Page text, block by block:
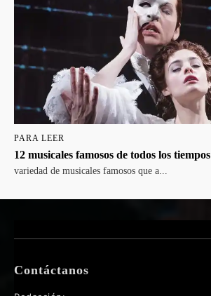
PARA LEER
12 musicales famosos de todos los tiempos
variedad de musicales famosos que a...
Contáctanos